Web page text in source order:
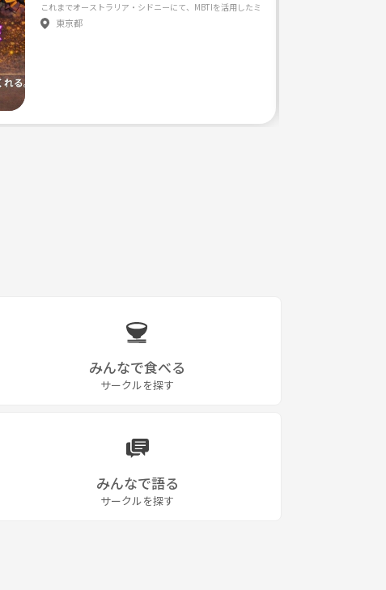
東京都
みんなで食べる
サークルを探す
みんなで語る
サークルを探す